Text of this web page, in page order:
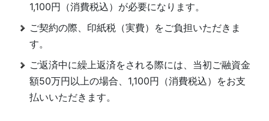
1,100円（消費税込）が必要になります。
ご契約の際、印紙税（実費）をご負担いただきま
す。
ご返済中に繰上返済をされる際には、当初ご融資金
額50万円以上の場合、1,100円（消費税込）をお支
払いいただきます。